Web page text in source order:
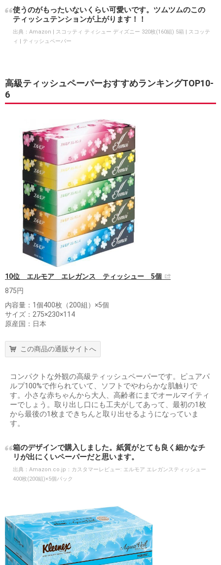
使うのがもったいないくらい可愛いです。ツムツムのこの
ティッシュテンションが上がります！！
出典： Amazon | スコッティ ティシュー ディズニー 320枚(160組) 5箱 | スコッテ
ィ | ティッシュペーパー
高級ティッシュペーパーおすすめランキングTOP10-
6
10位 エルモア エレガンス ティッシュー 5個
875円
内容量：1個400枚（200組）×5個
サイズ：275×230×114
原産国：日本
この商品の通販サイトへ
コンパクトな外観の高級ティッシュペーパーです。ピュアパ
ルプ100%で作られていて、ソフトでやわらかな肌触りで
す。小さな赤ちゃんから大人、高齢者にまでオールマイティ
ーでしょう。取り出し口にも工夫がしてあって、最初の1枚
から最後の1枚まできちんと取り出せるようになっていま
す。
箱のデザインで購入しました。紙質がとても良く細かなチ
リが出にくいペーパーだと思います。
出典： Amazon.co.jp：カスタマーレビュー: エルモア エレガンスティッシュー
400枚(200組)×5個パック